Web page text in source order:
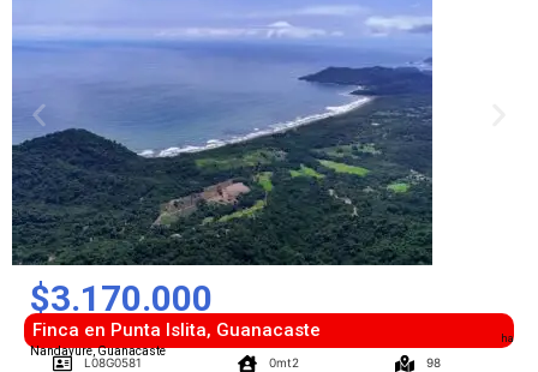
ha
$3.170.000
Finca en Punta Islita, Guanacaste
Nandayure, Guanacaste
L08G0581 0mt2
98